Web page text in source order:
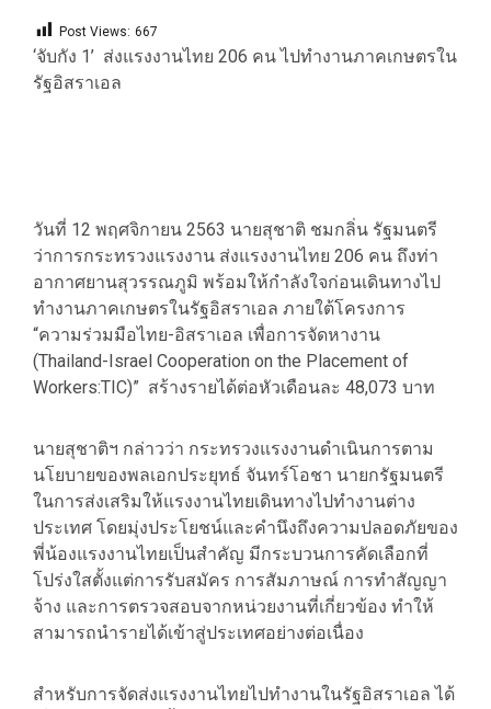
Post Views: 667
‘จับกัง 1’ ส่งแรงงานไทย 206 คน ไปทำงานภาคเกษตรใน
รัฐอิสราเอล
วันที่ 12 พฤศจิกายน 2563 นายสุชาติ ชมกลิ่น รัฐมนตรี
ว่าการกระทรวงแรงงาน ส่งแรงงานไทย 206 คน ถึงท่า
อากาศยานสุวรรณภูมิ พร้อมให้กำลังใจก่อนเดินทางไป
ทำงานภาคเกษตรในรัฐอิสราเอล ภายใต้โครงการ
“ความร่วมมือไทย-อิสราเอล เพื่อการจัดหางาน
(Thailand-Israel Cooperation on the Placement of
Workers:TIC)” สร้างรายได้ต่อหัวเดือนละ 48,073 บาท
นายสุชาติฯ กล่าวว่า กระทรวงแรงงานดำเนินการตาม
นโยบายของพลเอกประยุทธ์ จันทร์โอชา นายกรัฐมนตรี
ในการส่งเสริมให้แรงงานไทยเดินทางไปทำงานต่าง
ประเทศ โดยมุ่งประโยชน์และคำนึงถึงความปลอดภัยของ
พี่น้องแรงงานไทยเป็นสำคัญ มีกระบวนการคัดเลือกที่
โปร่งใสตั้งแต่การรับสมัคร การสัมภาษณ์ การทำสัญญา
จ้าง และการตรวจสอบจากหน่วยงานที่เกี่ยวข้อง ทำให้
สามารถนำรายได้เข้าสู่ประเทศอย่างต่อเนื่อง
สำหรับการจัดส่งแรงงานไทยไปทำงานในรัฐอิสราเอล ได้